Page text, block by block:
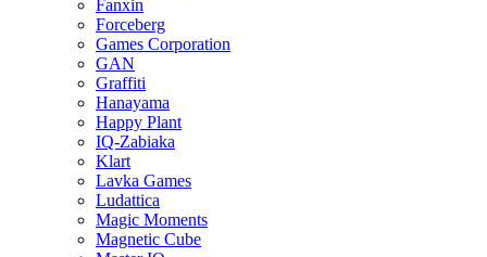
Fanxin
Forceberg
Games Corporation
GAN
Graffiti
Hanayama
Happy Plant
IQ-Zabiaka
Klart
Lavka Games
Ludattica
Magic Moments
Magnetic Cube